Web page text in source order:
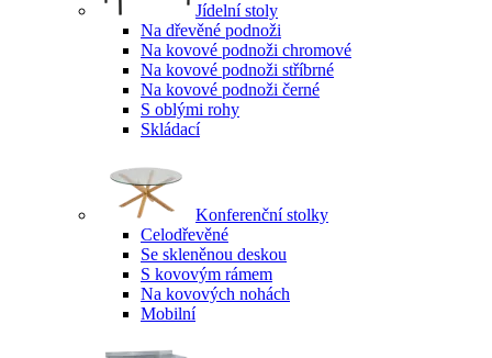
Jídelní stoly
Na dřevěné podnoži
Na kovové podnoži chromové
Na kovové podnoži stříbrné
Na kovové podnoži černé
S oblými rohy
Skládací
Konferenční stolky
Celodřevěné
Se skleněnou deskou
S kovovým rámem
Na kovových nohách
Mobilní